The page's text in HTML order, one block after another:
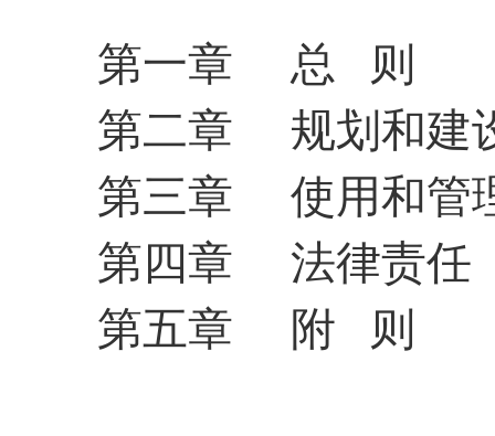
第一章 总 则
第二章 规划和建
第三章 使用和管
第四章 法律责任
第五章 附 则